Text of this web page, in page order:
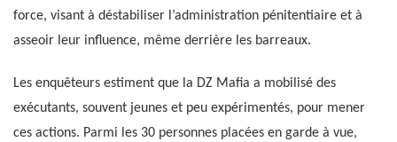
force, visant à déstabiliser l’administration pénitentiaire et à
asseoir leur influence, même derrière les barreaux.
Les enquêteurs estiment que la DZ Mafia a mobilisé des
exécutants, souvent jeunes et peu expérimentés, pour mener
ces actions. Parmi les 30 personnes placées en garde à vue,